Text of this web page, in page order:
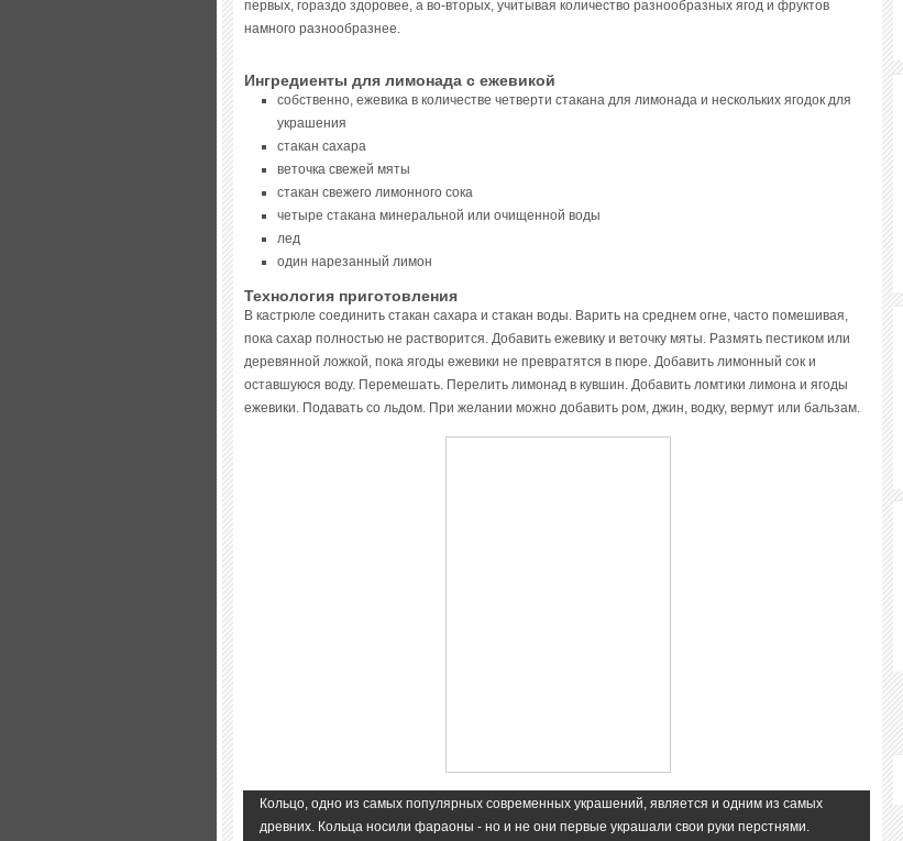
первых, гораздо здоровее, а во-вторых, учитывая количество разнообразных ягод и фруктов
намного разнообразнее.
Ингредиенты для лимонада с ежевикой
собственно, ежевика в количестве четверти стакана для лимонада и нескольких ягодок для
украшения
стакан сахара
веточка свежей мяты
стакан свежего лимонного сока
четыре стакана минеральной или очищенной воды
лед
один нарезанный лимон
Технология приготовления
В кастрюле соединить стакан сахара и стакан воды. Варить на среднем огне, часто помешивая,
пока сахар полностью не растворится. Добавить ежевику и веточку мяты. Размять пестиком или
деревянной ложкой, пока ягоды ежевики не превратятся в пюре. Добавить лимонный сок и
оставшуюся воду. Перемешать. Перелить лимонад в кувшин. Добавить ломтики лимона и ягоды
ежевики. Подавать со льдом. При желании можно добавить ром, джин, водку, вермут или бальзам.
Кольцо, одно из самых популярных современных украшений, является и одним из самых
древних. Кольца носили фараоны - но и не они первые украшали свои руки перстнями.